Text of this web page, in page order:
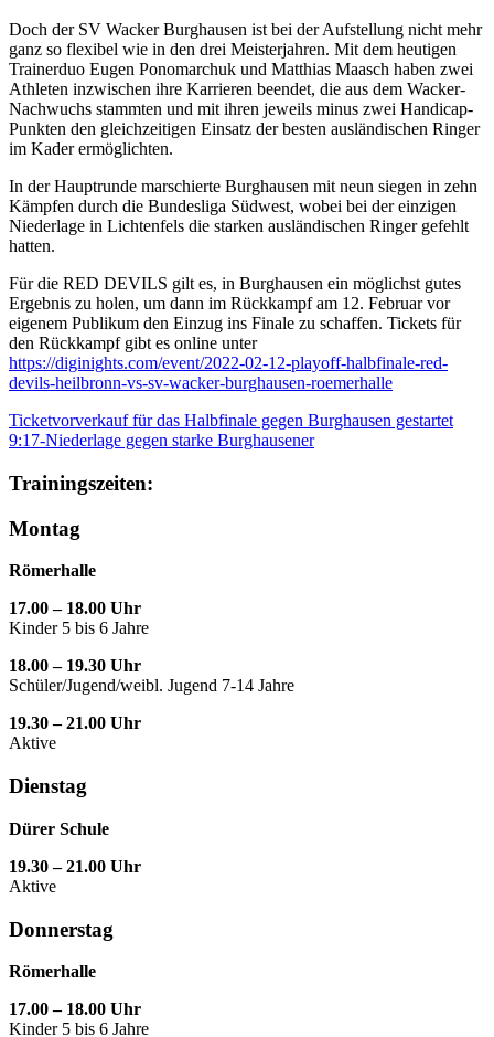
Doch der SV Wacker Burghausen ist bei der Aufstellung nicht mehr
ganz so flexibel wie in den drei Meisterjahren. Mit dem heutigen
Trainerduo Eugen Ponomarchuk und Matthias Maasch haben zwei
Athleten inzwischen ihre Karrieren beendet, die aus dem Wacker-
Nachwuchs stammten und mit ihren jeweils minus zwei Handicap-
Punkten den gleichzeitigen Einsatz der besten ausländischen Ringer
im Kader ermöglichten.
In der Hauptrunde marschierte Burghausen mit neun siegen in zehn
Kämpfen durch die Bundesliga Südwest, wobei bei der einzigen
Niederlage in Lichtenfels die starken ausländischen Ringer gefehlt
hatten.
Für die RED DEVILS gilt es, in Burghausen ein möglichst gutes
Ergebnis zu holen, um dann im Rückkampf am 12. Februar vor
eigenem Publikum den Einzug ins Finale zu schaffen. Tickets für
den Rückkampf gibt es online unter
https://diginights.com/event/2022-02-12-playoff-halbfinale-red-
devils-heilbronn-vs-sv-wacker-burghausen-roemerhalle
Ticketvorverkauf für das Halbfinale gegen Burghausen gestartet
9:17-Niederlage gegen starke Burghausener
Trainingszeiten:
Montag
Römerhalle
17.00 – 18.00 Uhr
Kinder 5 bis 6 Jahre
18.00 – 19.30 Uhr
Schüler/Jugend/weibl. Jugend 7-14 Jahre
19.30 – 21.00 Uhr
Aktive
Dienstag
Dürer Schule
19.30 – 21.00 Uhr
Aktive
Donnerstag
Römerhalle
17.00 – 18.00 Uhr
Kinder 5 bis 6 Jahre